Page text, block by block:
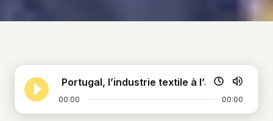
00:00 00:00
Au Portugal, l’industrie textile à l’avant garde